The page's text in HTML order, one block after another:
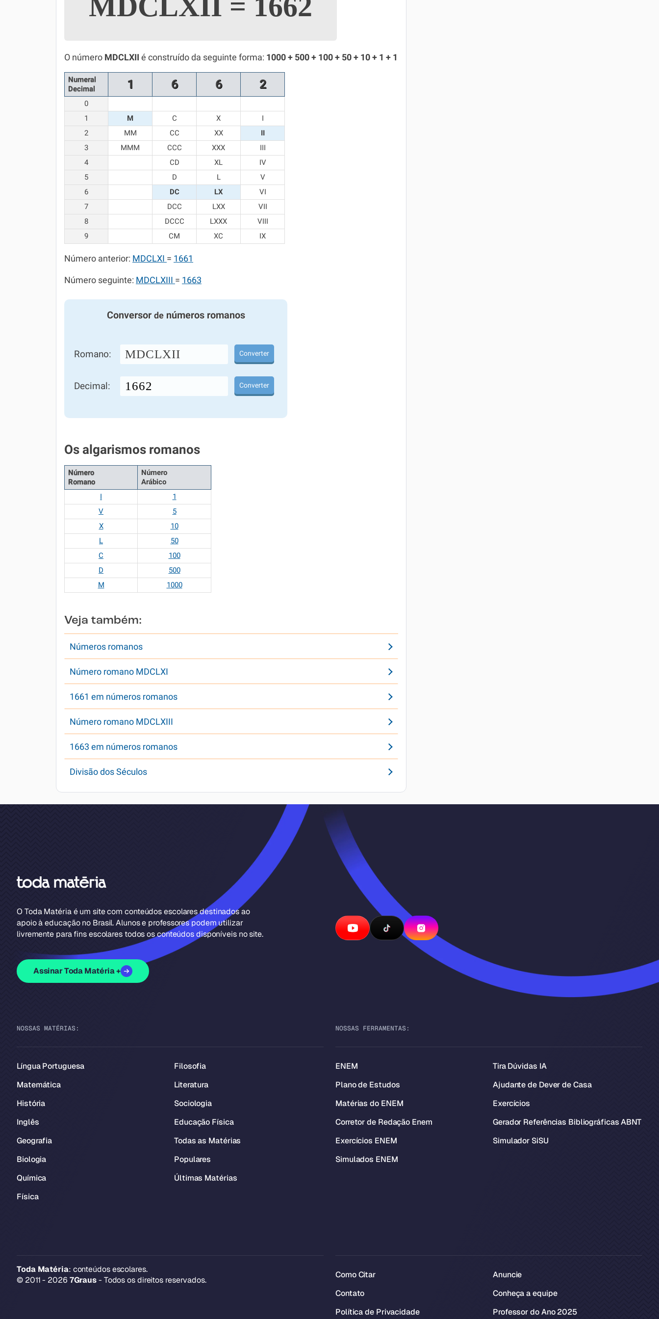
Todos os Exercícios
O número MDCLXII é construído da seguinte forma: 1000 + 500 + 100 + 50 + 10 + 1 + 1
Numeral
Decimal
1 6 6 2
0
1
M C X
I
2
MM CC XX
II
3
MMM CCC XXX
III
4
CD XL
IV
5
D L
V
6
DC LX
VI
7
DCC LXX
VII
8
DCCC LXXX
VIII
9
CM XC IX
Número anterior: MDCLXI = 1661
Número seguinte: MDCLXIII = 1663
Conversor denúmeros romanos
Romano: MDCLXII Converter
Decimal: Converter
Os algarismos romanos
Número
Romano
Número
Arábico
I
1
V
5
X
10
L
50
C
100
D
500
M
1000
Veja também:
Números romanos
Número romano MDCLXI
1661 em números romanos
Número romano MDCLXIII
1663 em números romanos
Divisão dos Séculos
O Toda Matéria é um site com conteúdos escolares destinados ao
apoio à educação no Brasil. Alunos e professores podem utilizar
livremente para fins escolares todos os conteúdos disponíveis no site.
Assinar Toda Matéria +
NOSSAS MATÉRIAS:
Língua Portuguesa
Matemática
História
Inglês
Geografia
Biologia
Química
Física
Filosofia
Literatura
Sociologia
Educação Física
Todas as Matérias
Populares
Últimas Matérias
NOSSAS FERRAMENTAS:
ENEM
Plano de Estudos
Matérias do ENEM
Corretor de Redação Enem
Exercícios ENEM
Simulados ENEM
Tira Dúvidas IA
Ajudante de Dever de Casa
Exercícios
Gerador Referências Bibliográficas ABNT
Simulador SiSU
Toda Matéria: conteúdos escolares.
© 2011 - 2026 7Graus- Todos os direitos reservados.
Como Citar
Contato
Política de Privacidade
Anuncie
Conheça a equipe
Professor do Ano 2025